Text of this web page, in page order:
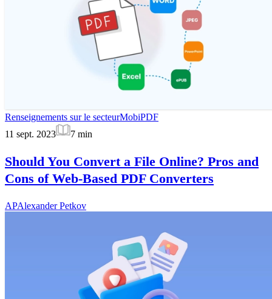
Renseignements sur le secteurMobiPDF
11 sept. 2023
7 min
Should You Convert a File Online? Pros and
Cons of Web-Based PDF Converters
APAlexander Petkov